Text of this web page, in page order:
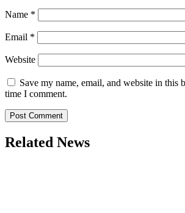
Name *
Email *
Website
Save my name, email, and website in this
time I comment.
Related News